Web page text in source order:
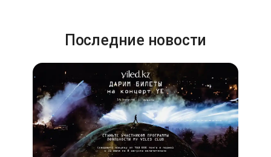
Последние новости